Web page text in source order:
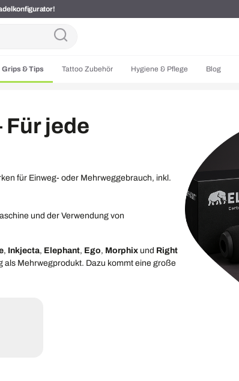
Grips & Tips Tattoo Zubehör Hygiene & Pflege Blog
jede
für Einweg- oder Mehrweggebrauch, inkl.
und der Verwendung von
, Inkjecta, Elephant, Ego, Morphix und Right
als Mehrwegprodukt. Dazu kommt eine große